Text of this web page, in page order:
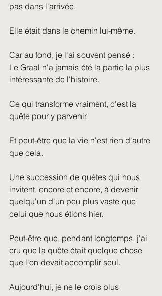
pas dans l'arrivée.
Elle était dans le chemin lui-même.
Car au fond, je l'ai souvent pensé :
Le Graal n'a jamais été la partie la plus
intéressante de l'histoire.
Ce qui transforme vraiment, c'est la
quête pour y parvenir.
Et peut-être que la vie n'est rien d'autre
que cela.
Une succession de quêtes qui nous
invitent, encore et encore, à devenir
quelqu'un d'un peu plus vaste que
celui que nous étions hier.
Peut-être que, pendant longtemps, j'ai
cru que la quête était quelque chose
que l'on devait accomplir seul.
Aujourd'hui, je ne le crois plus